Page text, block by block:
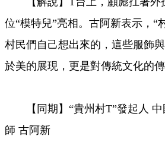
位“模特兒”亮相。古阿新表示，“
村民們自己想出來的，這些服飾
於美的展現，更是對傳統文化的傳
【同期】“貴州村T”發起人 中
師 古阿新